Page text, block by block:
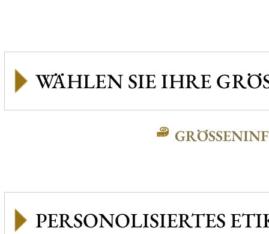
GRÖSSENINFO
PERSONOLISIERTES